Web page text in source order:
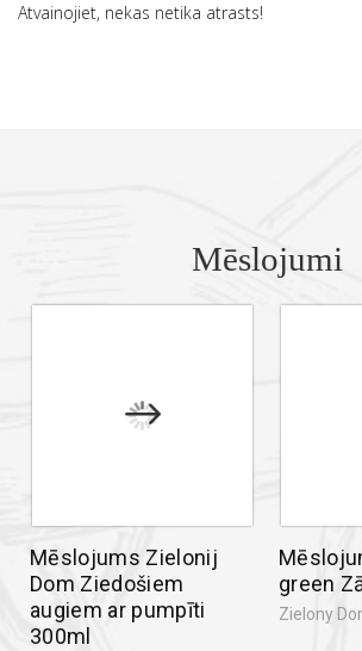
Atvainojiet, nekas netika atrasts!
Mēslojumi
Mēslojums Zielonij
Dom Ziedošiem
augiem ar pumpīti
300ml
green
Zielony